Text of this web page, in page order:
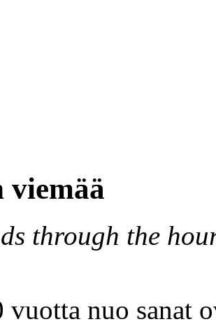
viemää
through the
vuotta nuo sanat